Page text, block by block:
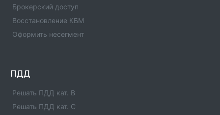
Пункт техосмотра №52170
Вся информация о пункте техосмотра - телефоны,
зарегистрированный в РСА.
Вся информация о пункте техосмотра - телефоны,
адреса отзывы. Официальный ПТО
зарегистрированный в РСА.
Брокерский доступ
Восстановление КБМ
Оформить несегмент
ПДД
Решать ПДД кат. B
Решать ПДД кат. C